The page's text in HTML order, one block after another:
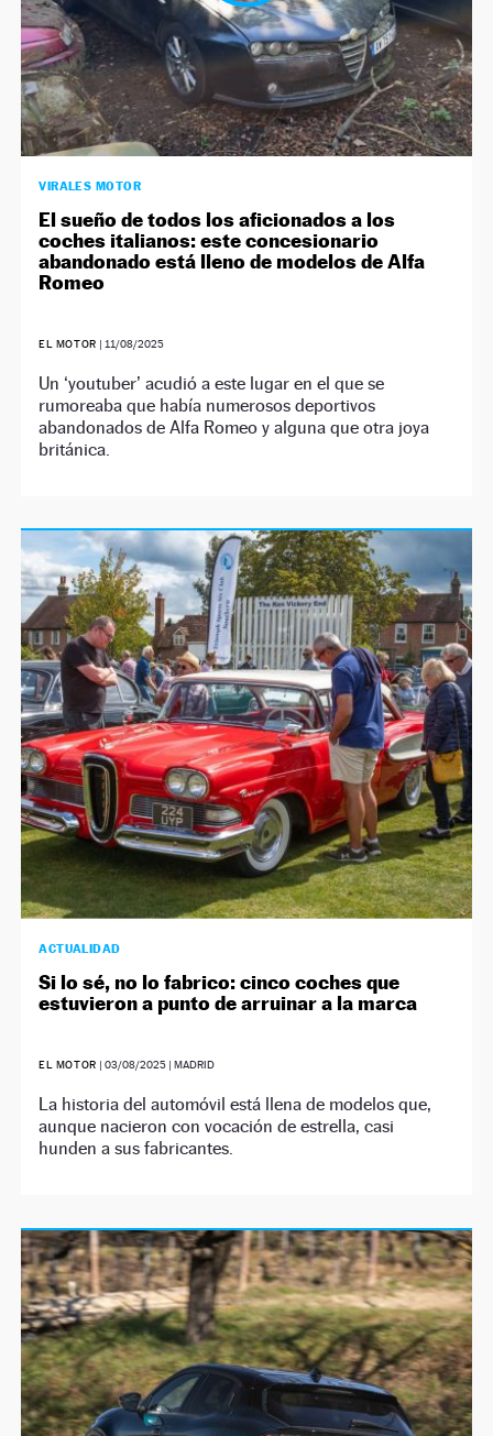
VIRALES MOTOR
El sueño de todos los aficionados a los
coches italianos: este concesionario
abandonado está lleno de modelos de Alfa
Romeo
EL MOTOR | 11/08/2025
Un ‘youtuber’ acudió a este lugar en el que se
rumoreaba que había numerosos deportivos
abandonados de Alfa Romeo y alguna que otra joya
británica.
ACTUALIDAD
Si lo sé, no lo fabrico: cinco coches que
estuvieron a punto de arruinar a la marca
EL MOTOR |03/08/2025 | MADRID
La historia del automóvil está llena de modelos que,
aunque nacieron con vocación de estrella, casi
hunden a sus fabricantes.